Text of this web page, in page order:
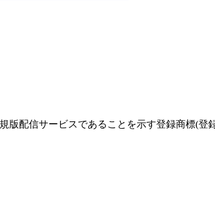
配信サービスであることを示す登録商標(登録